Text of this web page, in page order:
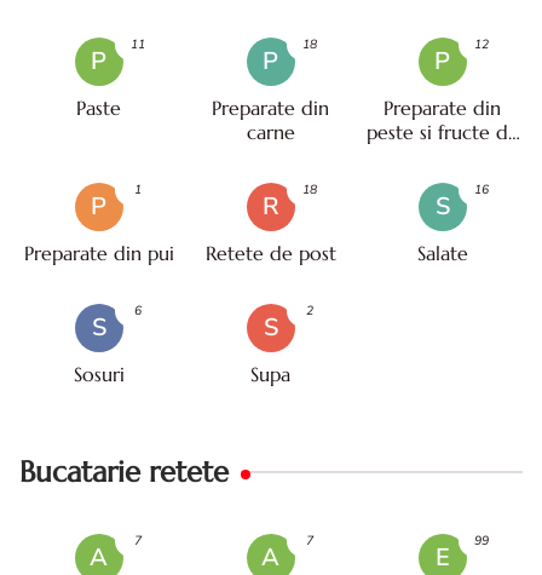
P
Paste
11
P
Preparate din
carne
18
P
Preparate din
peste si fructe de
12
P
Preparate din pui
1
R
Retete de post
18
S
Salate
16
S
Sosuri
6
S
Supa
2
Bucatarie retete
A
7
A
7
E
99